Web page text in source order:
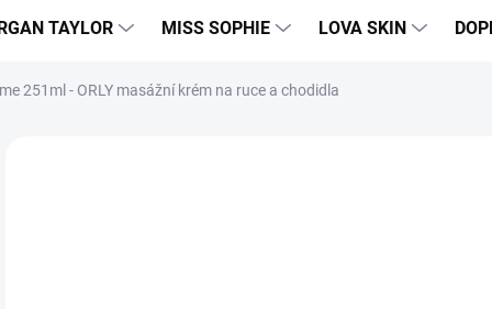
TAYLOR MISS SOPHIE LOVA SKIN
251ml - ORLY masážní krém na ruce a chodidla